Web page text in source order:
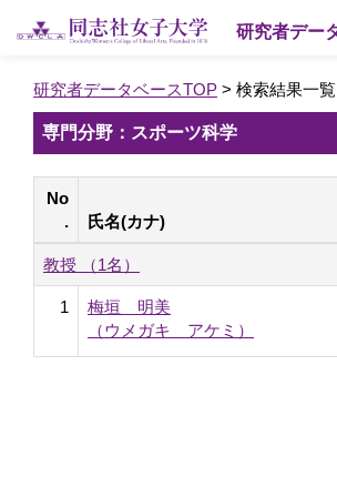
研究者デー
研究者データベースTOP > 検索結果一覧
専門分野：スポーツ科学
No
.
氏名(カナ)
教授 （1名）
1
梅垣 明美
（ウメガキ アケミ）